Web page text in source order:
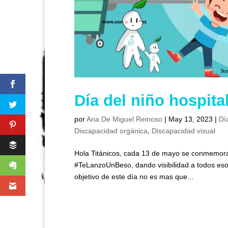
Día del niño
porAna De Miguel Reinoso | May 13, 2023 |
Discapacidad orgánica
Discapacidad visual
Hola Titánicos, cada 13 de mayo se
#TeLanzoUnBeso, dando visibilidad a todos
objetivo de este día no es mas que...